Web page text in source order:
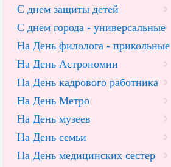
С днем защиты детей
С днем города - универсальные
На День филолога - прикольные
На День Астрономии
На День кадрового работника
На День Метро
На День музеев
На День семьи
На День медицинских сестер